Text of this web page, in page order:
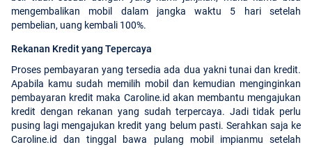
mengembalikan mobil dalam jangka waktu 5 hari setelah
pembelian, uang kembali 100%.
Rekanan Kredit yang Tepercaya
Proses pembayaran yang tersedia ada dua yakni tunai dan kredit.
Apabila kamu sudah memilih mobil dan kemudian menginginkan
pembayaran kredit maka Caroline.id akan membantu mengajukan
kredit dengan rekanan yang sudah terpercaya. Jadi tidak perlu
pusing lagi mengajukan kredit yang belum pasti. Serahkan saja ke
Caroline.id dan tinggal bawa pulang mobil impianmu setelah